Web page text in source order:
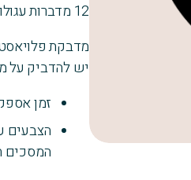
8X8
12 מדברות עגולות קוטר 8 ס"מ
מדבקת
יש להדביק על
זמן אספקה עד
הצבעים
המסכים